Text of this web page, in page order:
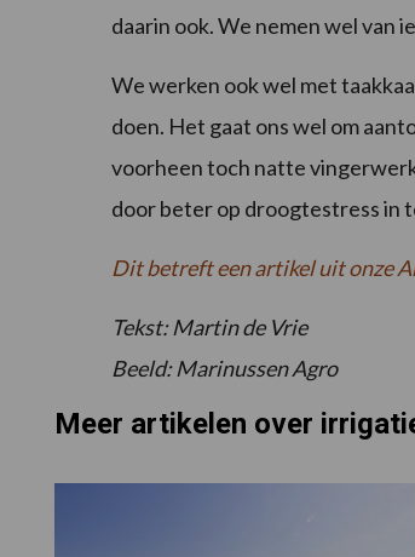
daarin ook. We nemen wel van
We werken ook wel met
doen. Het gaat ons wel om
voorheen toch natte
door beter op droogtestress in
Dit betreft een artikel uit onze
Tekst: Martin de Vrie
Beeld: Marinussen Agro
Meer artikelen over